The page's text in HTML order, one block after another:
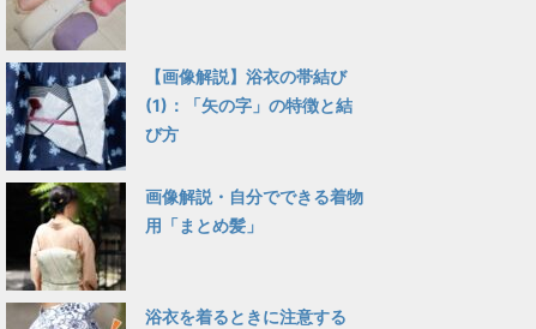
【画像解説】浴衣の帯結び
(1)：「矢の字」の特徴と結
び方
画像解説・自分でできる着物
用「まとめ髪」
浴衣を着るときに注意する